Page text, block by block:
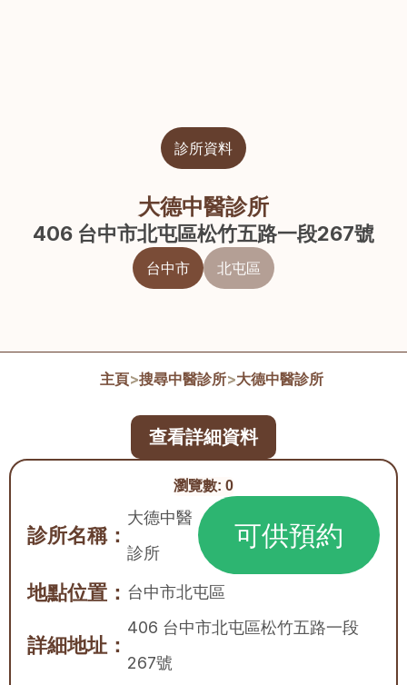
診所資料
大德中醫診所
406 台中市北屯區松竹五路一段267號
台中市 北屯區
主頁>搜尋中醫診所>大德中醫診所
瀏覽數: 0
診所名稱：
大德中醫
診所
可供預約
地點位置： 台中市北屯區
詳細地址：
406 台中市北屯區松竹五路一段
267號
查看詳細資料